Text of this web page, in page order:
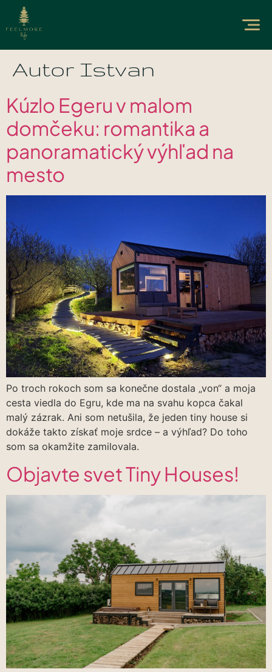
Autor Istvan
Kúzlo Egeru v malom
domčeku: romantika a
panoramatický výhľad na
mesto
Po troch rokoch som sa konečne dostala „von“ a moja
cesta viedla do Egru, kde ma na svahu kopca čakal
malý zázrak. Ani som netušila, že jeden tiny house si
dokáže takto získať moje srdce – a výhľad? Do toho
som sa okamžite zamilovala.
Objavte svet Tiny Houses!